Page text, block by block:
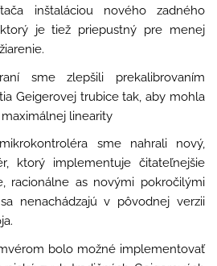
inštaláciou nového zadného
je tiež priepustný pre menej
sme zlepšili prekalibrovaním
Geigerovej trubice tak, aby mohla
linearity
sme nahrali nový,
ktorý implementuje čitateľnejšie
racionálne as novými pokročilými
nenachádzajú v pôvodnej verzii
bolo možné implementovať